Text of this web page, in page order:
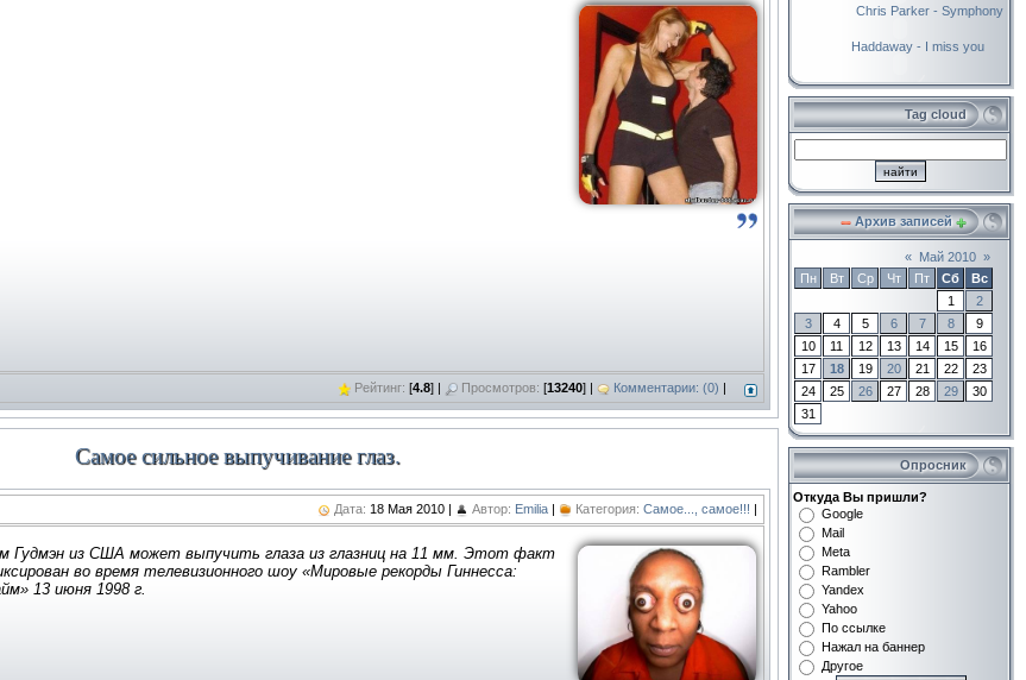
Рейтинг: [4.8] | Просмотров: [13240] | Комментарии: (0)
Самое сильное выпучивание глаз.
Дата: 18 Мая 2010 | Автор: Emilia Категория: Самое..., самое!!!
Гудмэн из США может выпучить глаза из глазниц на 11 мм. Этот факт
во время телевизионного шоу «Мировые рекорды Гиннесса:
13 июня 1998 г.
Chris Parker - Symphony
Haddaway - I miss you
Tag cloud
Архив записей
« Май 2010 »
Пн
Вт Ср Чт Пт Сб
Вс
1
2
3
4 5 6 7 8
9
10
11 12 13 14 15
16
17
18 19 20 21 22
23
24
25 26 27 28 29
30
31
Опросник
Откуда Вы пришли?
Google
Mail
Meta
Rambler
Yandex
Yahoo
По ссылке
Нажал на баннер
Другое